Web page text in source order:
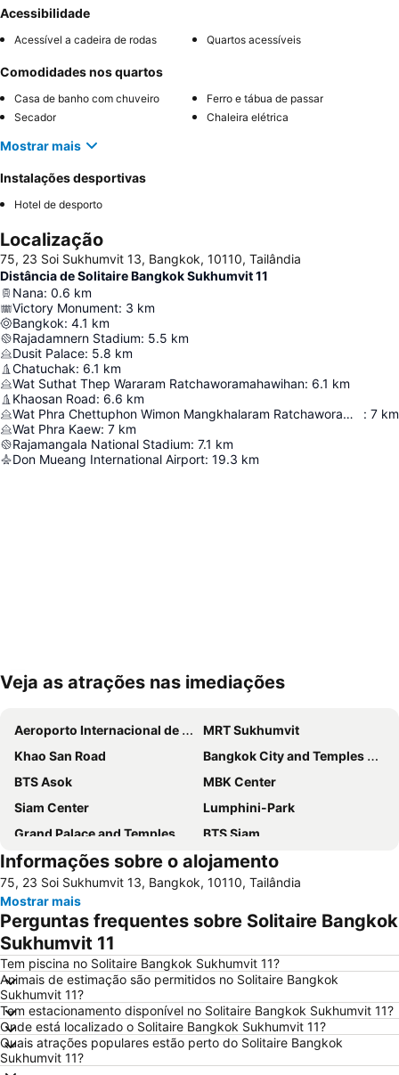
Acessibilidade
Acessível a cadeira de rodas Quartos acessíveis
Comodidades nos quartos
Casa de banho com chuveiro
Ferro e tábua de passar
Secador
Chaleira elétrica
Mostrar mais
Instalações desportivas
Hotel de desporto
Localização
75, 23 Soi Sukhumvit 13, Bangkok, 10110, Tailândia
Distância de Solitaire Bangkok Sukhumvit 11
Nana: 0.6 km
Victory Monument: 3 km
Bangkok: 4.1 km
Rajadamnern Stadium: 5.5 km
Dusit Palace: 5.8 km
Chatuchak: 6.1 km
Wat Suthat Thep Wararam Ratchaworamahawihan: 6.1 km
Khaosan Road: 6.6 km
Wat Phra Chettuphon Wimon Mangkhalaram Ratchaworamahawihan
: 7 km
Wat Phra Kaew: 7 km
Rajamangala National Stadium: 7.1 km
Don Mueang International Airport: 19.3 km
Ampliar mapa
Veja as atrações nas imediações
Aeroporto Internacional de Suvarnabhumi
MRT Sukhumvit
Khao San Road
Bangkok City and Temples Tour
BTS Asok
MBK Center
Siam Center
Lumphini-Park
Grand Palace and Temples and City Tour
BTS Siam
BTS Phaya Thai
BTS Nana
The Platinum Fashion
Yaowarat
Bangkok's Grand Palace Complex and Wat Phra Kaew
Aeroporto Don Mueang
Central World Plaza
Chatuchak Market
Grande Palácio Phra Borom
Wat Arun
Chao Phraya River and Bangkok Waterways Cruise including Wat Arun
BTS Ratchathewi
BTS Ekkamai
MRT Bang Rak Yai
BTS Phrom Phong
MRT Si Lom
MRT Thailand Cultural Centre
Informações sobre o alojamento
75, 23 Soi Sukhumvit 13, Bangkok, 10110, Tailândia
Mostrar mais
Perguntas frequentes sobre Solitaire Bangkok
Sukhumvit 11
Tem piscina no Solitaire Bangkok Sukhumvit 11?
Animais de estimação são permitidos no Solitaire Bangkok
Sukhumvit 11?
Tem estacionamento disponível no Solitaire Bangkok Sukhumvit 11?
Onde está localizado o Solitaire Bangkok Sukhumvit 11?
Quais atrações populares estão perto do Solitaire Bangkok
Sukhumvit 11?